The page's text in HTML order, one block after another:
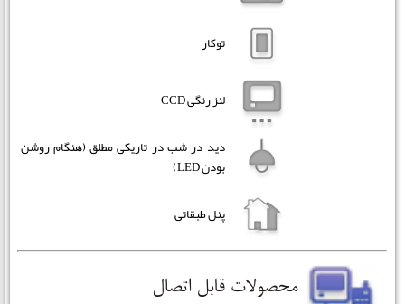
توکار
لنز رنگی CCD
دید در شب در تاریکی مطلق (هنگام روشن
بودن LED)
پنل طبقاتی